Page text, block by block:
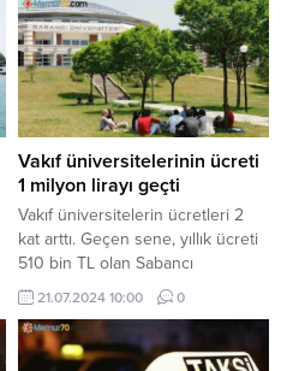
200 zamla 53 bin 712 liraya
yükseltilmesi istendi. İBB, İspark
içinde yüzde 33 zam teklifi yaptı.
Vakıf üniversitelerinin ücreti
1 milyon lirayı geçti
Vakıf üniversitelerin ücretleri 2
kat arttı. Geçen sene, yıllık ücreti
510 bin TL olan Sabancı
Üniversitesi’nin bu yılki ücreti 1
milyon 100 bin TL’ye, 530 bin TL
olan Koç Üniversitesi’nin yıllık
ücreti ise 1 milyon 75 bin TL’ye
21.07.2024 10:00 0